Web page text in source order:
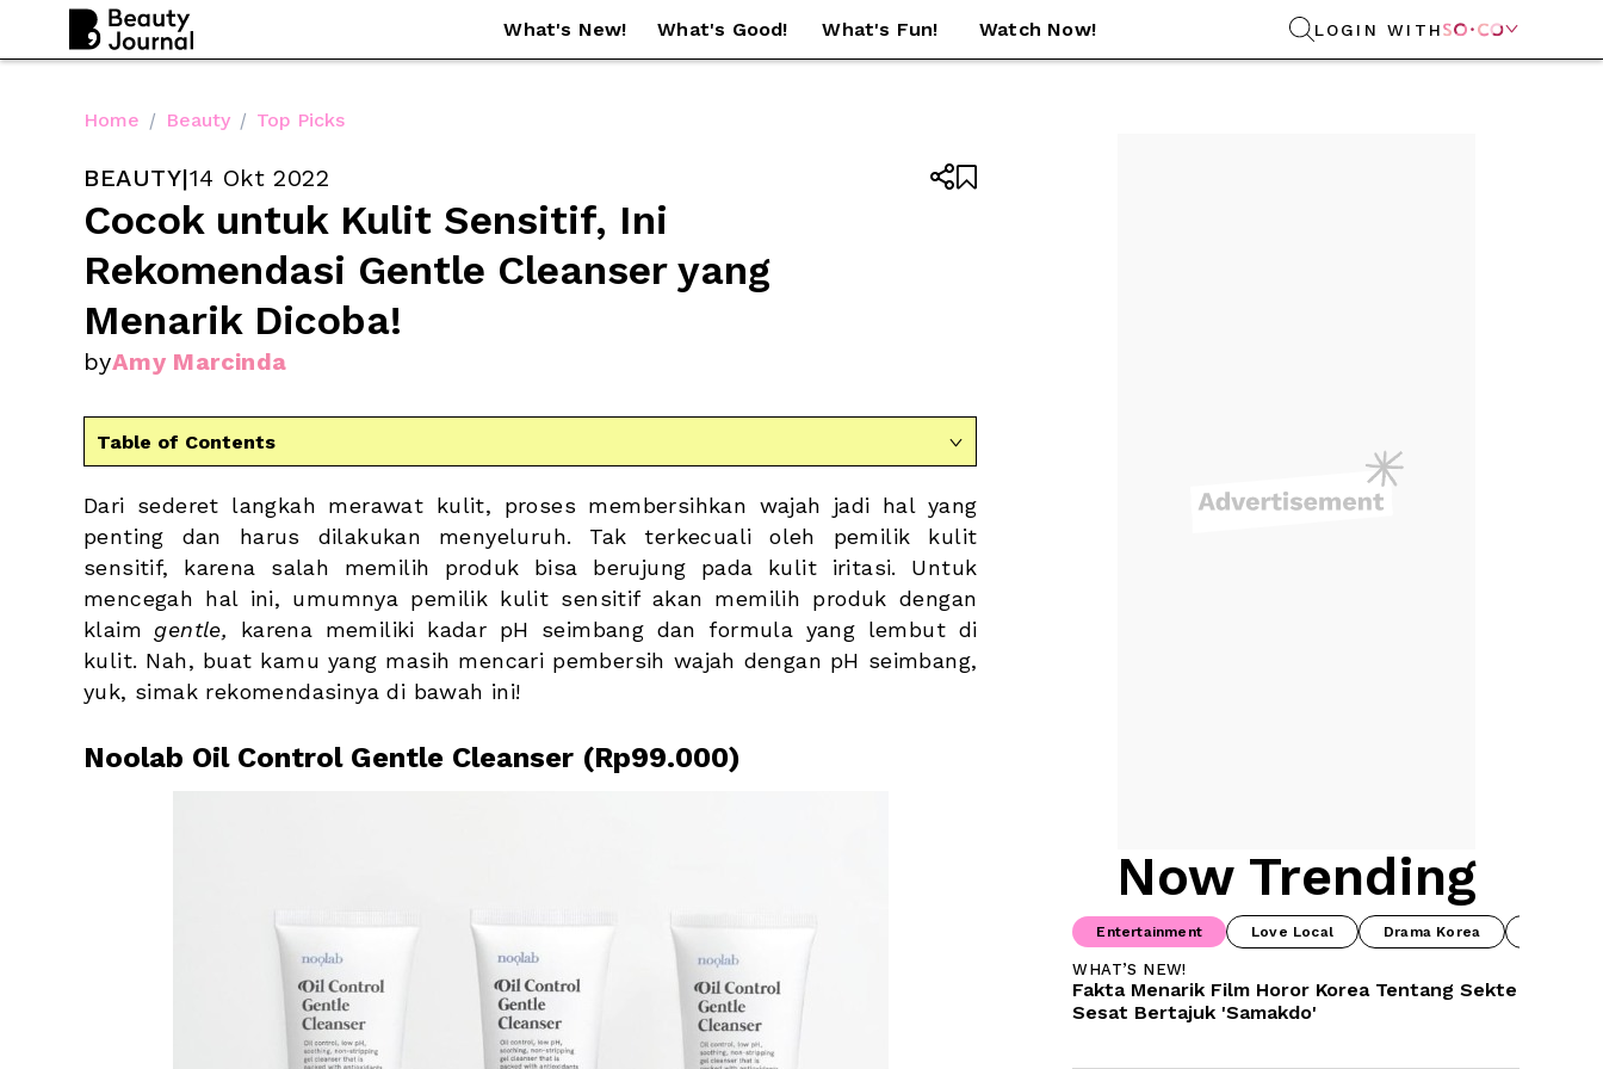
What's New! What's Good! What's Fun! Watch Now! LOGIN WITH 
Home / Beauty / Top Picks
BEAUTY|14 Okt 2022
Cocok untuk Kulit Sensitif, Ini
Rekomendasi Gentle Cleanser yang
Menarik Dicoba!
byAmy Marcinda


Table of Contents 
Dari sederet langkah merawat kulit, proses membersihkan wajah jadi hal yang
penting dan harus dilakukan menyeluruh. Tak terkecuali oleh pemilik kulit
sensitif, karena salah memilih produk bisa berujung pada kulit iritasi. Untuk
mencegah hal ini, umumnya pemilik kulit sensitif akan memilih produk dengan
klaim gentle,
karena memiliki kadar pH seimbang dan formula yang lembut di
kulit. Nah, buat kamu yang masih mencari pembersih wajah dengan pH seimbang,
yuk, simak rekomendasinya di bawah ini!
Noolab Oil Control Gentle Cleanser (Rp99.000)
Now Trending
Entertainment Love Local Drama Korea
WHAT’S NEW!
Fakta Menarik Film Horor Korea Tentang Sekte
Sesat Bertajuk 'Samakdo'